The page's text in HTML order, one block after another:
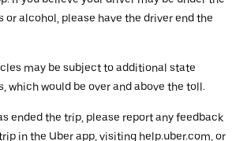
or alcohol, please have the driver end the
may be subject to additional state
which would be over and above the toll.
ended the trip, please report any feedback
in the Uber app, visiting help.uber.com , or